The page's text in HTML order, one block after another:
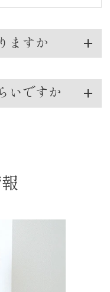
ますか
いですか